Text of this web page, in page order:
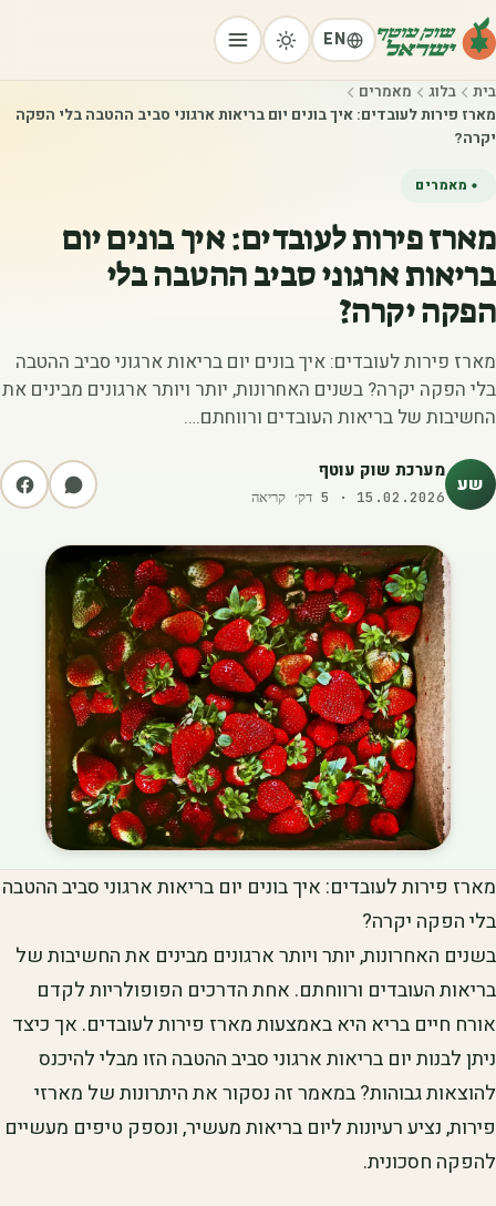
EN
בית בלוג
מאמרים
מארז פירות לעובדים: איך בונים יום בריאות ארגוני סביב ההטבה בלי הפקה
יקרה?
מאמרים
מארז פירות לעובדים: איך בונים יום
בריאות ארגוני סביב ההטבה בלי
הפקה יקרה?
מארז פירות לעובדים: איך בונים יום בריאות ארגוני סביב ההטבה
בלי הפקה יקרה? בשנים האחרונות, יותר ויותר ארגונים מבינים את
החשיבות של בריאות העובדים ורווחתם.…
שע מערכת שוק עוטף
15.02.2026
·
5 דק׳ קריאה
מארז פירות לעובדים: איך בונים יום בריאות ארגוני סביב ההטבה
בלי הפקה יקרה?
בשנים האחרונות, יותר ויותר ארגונים מבינים את החשיבות של
בריאות העובדים ורווחתם. אחת הדרכים הפופולריות לקדם
אורח חיים בריא היא באמצעות מארז פירות לעובדים. אך כיצד
ניתן לבנות יום בריאות ארגוני סביב ההטבה הזו מבלי להיכנס
להוצאות גבוהות? במאמר זה נסקור את היתרונות של מארזי
פירות, נציע רעיונות ליום בריאות מעשיר, ונספק טיפים מעשיים
להפקה חסכונית.